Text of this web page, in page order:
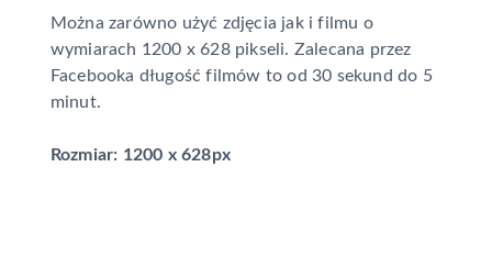
Można zarówno użyć zdjęcia jak i filmu o
wymiarach 1200 x 628 pikseli. Zalecana przez
Facebooka długość filmów to od 30 sekund do 5
minut.
Rozmiar: 1200 x 628px